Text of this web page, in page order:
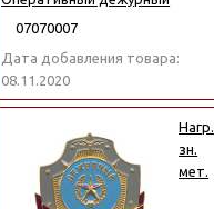
07070007
Дата добавления товара:
08.11.2020
Нагр.
зн.
мет.